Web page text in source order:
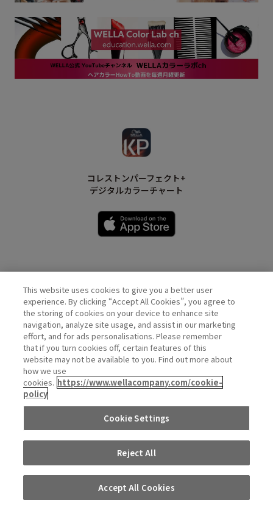
コレストンパーフェクト+
デジタルカラーチャート
Wella Official Account
PRIVACY
COOKIE
DO NOT SHARE OR SELL PERSONAL
INFORMATION
©Wella Operations US LLC, ALL RIGHTS RESERVED.
WORKS実例集 カラーチャート
This website uses cookies to give you a better user
experience. By clicking “Accept All Cookies”, you agree to
the storing of cookies on your device to enhance site
navigation, analyze site usage, and assist in our marketing
effort, and for ads personalisations. Please remember
that if you turn cookies off, certain features of this
website may not be available to you. Find out more about
how we use
cookies. https://www.wellacompany.com/cookie-
policy
Cookie Settings
Reject All
Accept All Cookies